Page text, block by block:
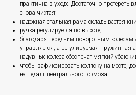
практична в уходе. Достаточно протереть
снова чистая;
надежная стальная рама складывается
ручка регулируется по высоте;
благодаря передним поворотным колесам
управляется, а регулируемая пружинная
надувные колеса обеспечат мягкий
чтобы зафиксировать коляску на месте,
на педаль центрального тормоза.